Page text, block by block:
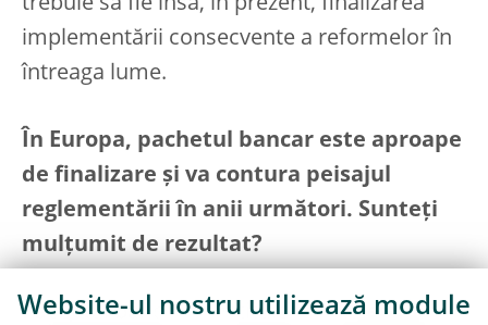
trebuie să fie însă, în prezent, finalizarea
implementării consecvente a reformelor în
întreaga lume.
În Europa, pachetul bancar este aproape
de finalizare și va contura peisajul
reglementării în anii următori. Sunteți
mulțumit de rezultat?
Pachetul bancar constituie un act legislativ
Website-ul nostru utilizează module